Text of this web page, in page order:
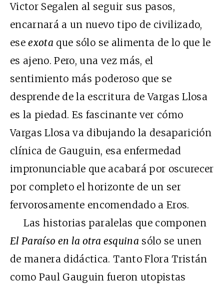
Victor Segalen al seguir sus pasos,
encarnará a un nuevo tipo de civilizado,
eseexota que sólo se alimenta de lo que le
es ajeno. Pero, una vez más, el
sentimiento más poderoso que se
desprende de la escritura de Vargas Llosa
es la piedad. Es fascinante ver cómo
Vargas Llosa va dibujando la desaparición
clínica de Gauguin, esa enfermedad
impronunciable que acabará por oscurecer
por completo el horizonte de un ser
fervorosamente encomendado a Eros.
Las historias paralelas que componen
El Paraíso en la otra esquina sólo se unen
de manera didáctica. Tanto Flora Tristán
como Paul Gauguin fueron utopistas